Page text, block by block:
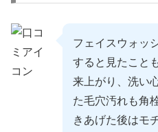
フェイスウォッ
すると見たこと
来上がり、洗い
た毛穴汚れも角
きあげた後はモ